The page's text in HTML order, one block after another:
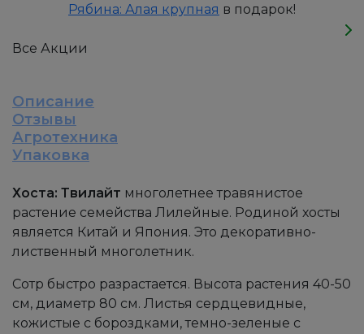
Рябина: Алая крупная в подарок!
Все Акции
Описание
Отзывы
Агротехника
Упаковка
Хоста: Твилайт многолетнее травянистое
растение семейства Лилейные. Родиной хосты
является Китай и Япония. Это декоративно-
лиственный многолетник.
Сотр быстро разрастается. Высота растения 40-50
см, диаметр 80 см. Листья сердцевидные,
кожистые с бороздками, темно-зеленые с